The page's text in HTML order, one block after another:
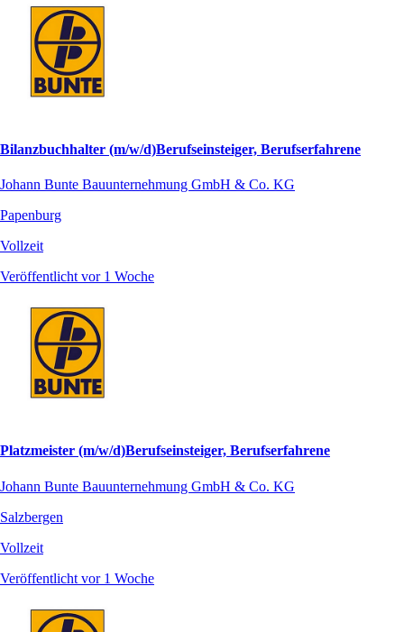
Bilanzbuchhalter (m/w/d)Berufseinsteiger, Berufserfahrene
Johann Bunte Bauunternehmung GmbH & Co. KG
Papenburg
Vollzeit
Veröffentlicht vor 1 Woche
Platzmeister (m/w/d)Berufseinsteiger, Berufserfahrene
Johann Bunte Bauunternehmung GmbH & Co. KG
Salzbergen
Vollzeit
Veröffentlicht vor 1 Woche